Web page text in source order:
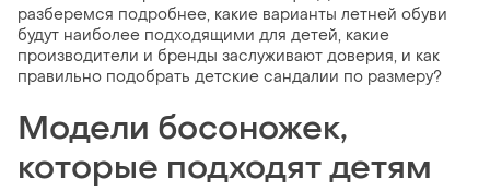
разберемся подробнее, какие варианты летней обуви
будут наиболее подходящими для детей, какие
производители и бренды заслуживают доверия, и как
правильно подобрать детские сандалии по размеру?
Модели босоножек,
которые подходят детям